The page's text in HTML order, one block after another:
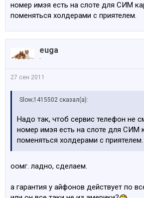
номер имэя есть на слоте для СИМ
поменяться холдерами с приятелем.
euga
-
27 сен 2011
Slow;1415502 сказал(а):
Надо так, чтоб сервис телефон не
номер имэя есть на слоте для СИМ
поменяться холдерами с приятелем.
оомг. ладно, сделаем.
а гарантия у айфонов действует по